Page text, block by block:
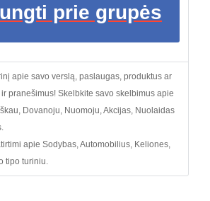
prie grupės
apie savo verslą, paslaugas, produktus ar
pranešimus! Skelbkite savo skelbimus apie
Dovanoju, Nuomoju, Akcijas, Nuolaidas
apie Sodybas, Automobilius, Keliones,
tipo turiniu.